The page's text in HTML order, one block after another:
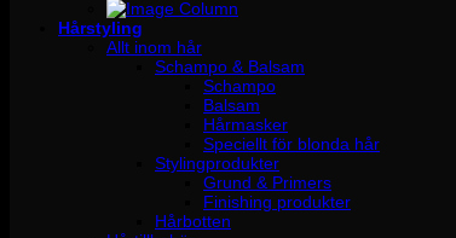
Hårstyling
Allt inom hår
Schampo & Balsam
Schampo
Balsam
Hårmasker
Speciellt för blonda hår
Stylingprodukter
Grund & Primers
Finishing produkter
Hårbotten